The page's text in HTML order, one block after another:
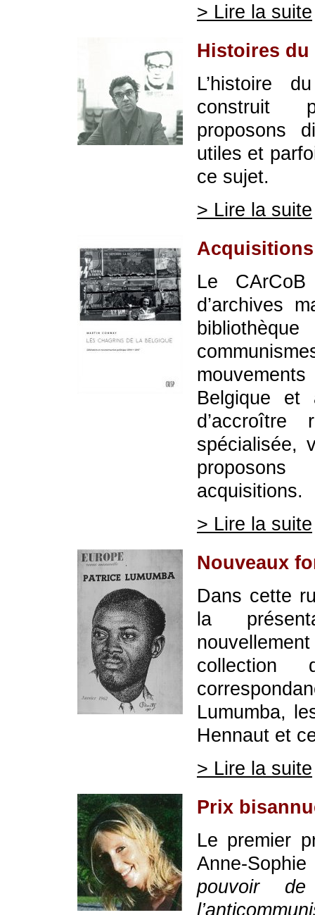
> Lire la suite
Histoires du
L’histoire
construit
proposons
utiles et
ce sujet.
> Lire la suite
Le
d’archives
Belgique et
d’accroître
spécialisée,
acquisitions.
> Lire la suite
Nouveaux
Dans cette
la
collection
Lumumba,
Hennaut et
> Lire la suite
Prix
Le premier
Anne-
pouvoir